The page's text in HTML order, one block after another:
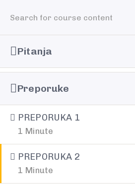
Home Povedi
Pitanja
Preporuke
PREPORUKA 1
1 Minute
PREPORUKA 2
1 Minutekorak?